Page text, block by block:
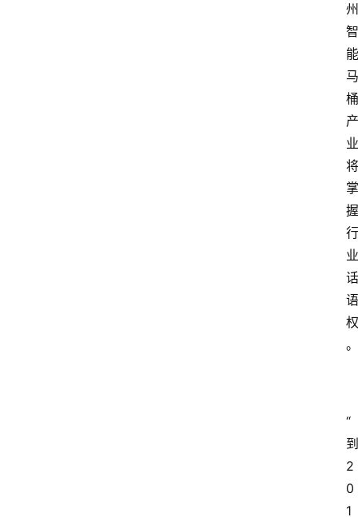
州
智
能
马
桶
产
业
将
掌
握
行
业
话
语
权
。
“
到
2
0
1